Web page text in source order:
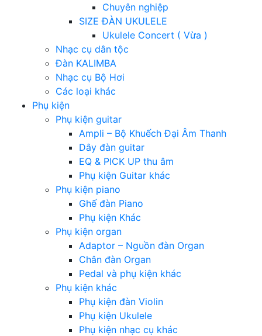
Chuyên nghiệp
SIZE ĐÀN UKULELE
Ukulele Concert ( Vừa )
Nhạc cụ dân tộc
Đàn KALIMBA
Nhạc cụ Bộ Hơi
Các loại khác
Phụ kiện
Phụ kiện guitar
Ampli – Bộ Khuếch Đại Âm Thanh
Dây đàn guitar
EQ & PICK UP thu âm
Phụ kiện Guitar khác
Phụ kiện piano
Ghế đàn Piano
Phụ kiện Khác
Phụ kiện organ
Adaptor – Nguồn đàn Organ
Chân đàn Organ
Pedal và phụ kiện khác
Phụ kiện khác
Phụ kiện đàn Violin
Phụ kiện Ukulele
Phụ kiện nhạc cụ khác